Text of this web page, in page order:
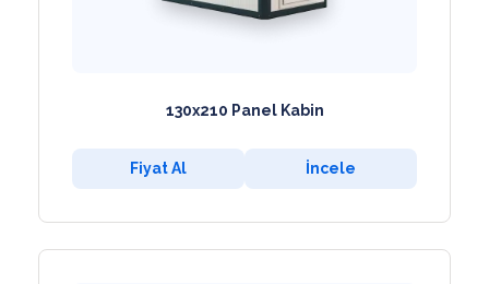
130x210 Panel Kabin
Fiyat Al İncele